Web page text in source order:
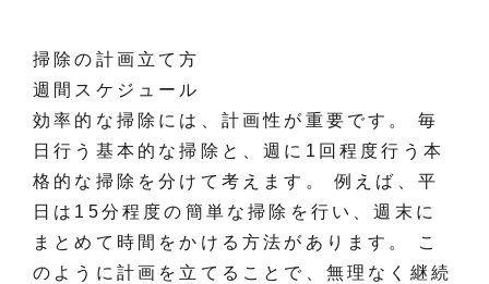
掃除の計画立て方
週間スケジュール
効率的な掃除には、計画性が重要です。 毎
日行う基本的な掃除と、週に1回程度行う本
格的な掃除を分けて考えます。 例えば、平
日は15分程度の簡単な掃除を行い、週末に
まとめて時間をかける方法があります。 こ
のように計画を立てることで、無理なく継続